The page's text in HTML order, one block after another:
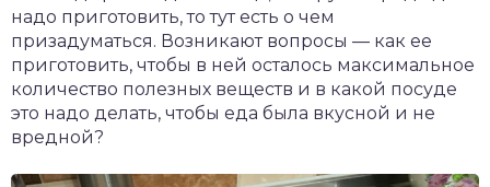
надо приготовить, то тут есть о чем
призадуматься. Возникают вопросы — как ее
приготовить, чтобы в ней осталось максимальное
количество полезных веществ и в какой посуде
это надо делать, чтобы еда была вкусной и не
вредной?